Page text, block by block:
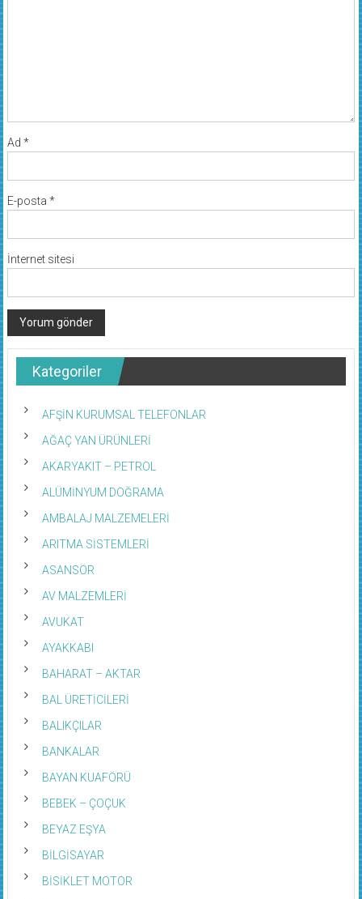
Ad *
E-posta *
İnternet sitesi
Kategoriler
AFŞİN KURUMSAL TELEFONLAR
AĞAÇ YAN ÜRÜNLERİ
AKARYAKIT – PETROL
ALÜMİNYUM DOĞRAMA
AMBALAJ MALZEMELERİ
ARITMA SİSTEMLERİ
ASANSÖR
AV MALZEMLERİ
AVUKAT
AYAKKABI
BAHARAT – AKTAR
BAL ÜRETİCİLERİ
BALIKÇILAR
BANKALAR
BAYAN KUAFÖRÜ
BEBEK – ÇOÇUK
BEYAZ EŞYA
BİLGİSAYAR
BİSİKLET MOTOR